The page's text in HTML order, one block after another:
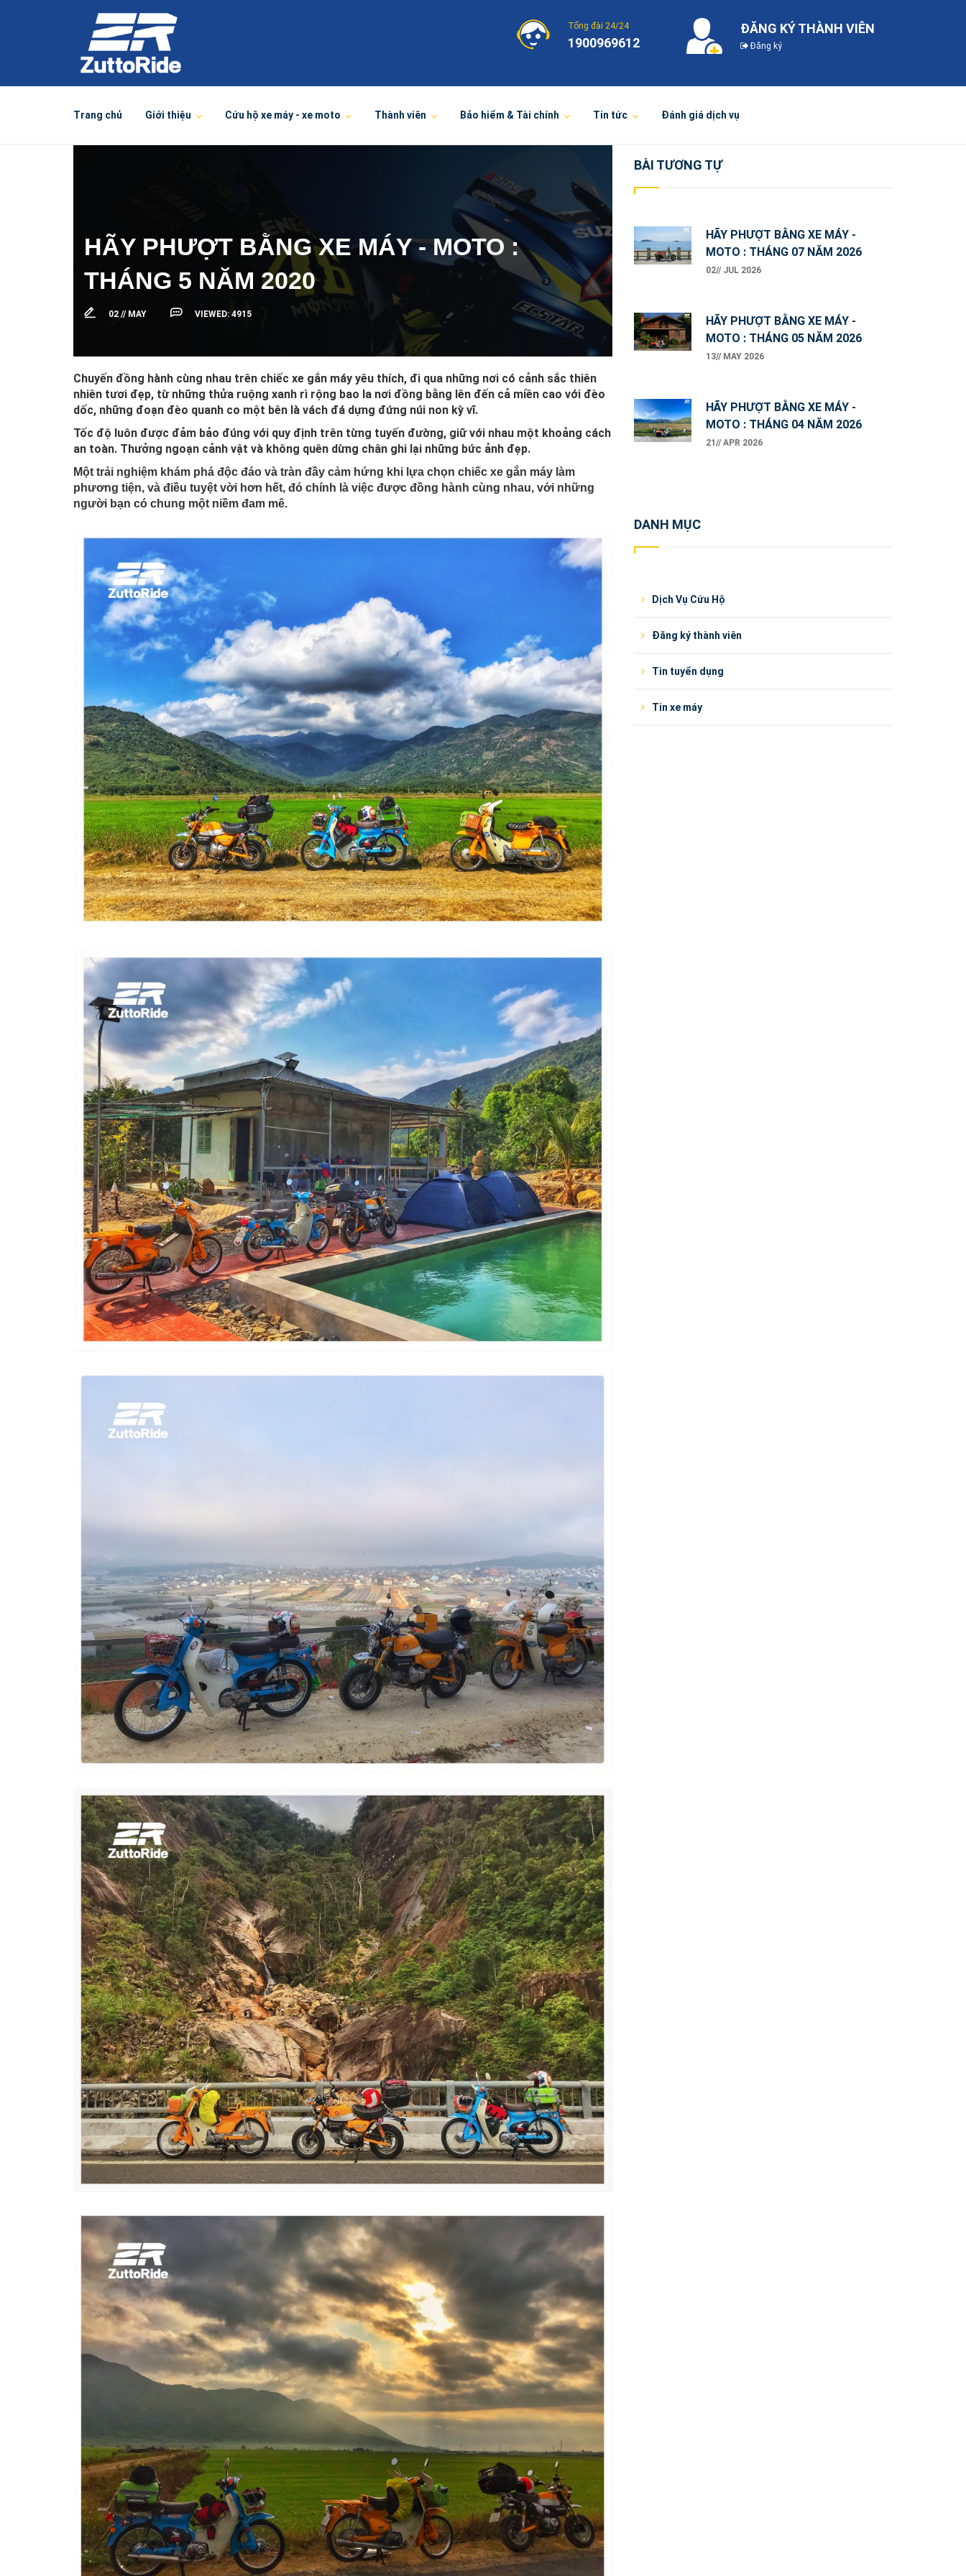
Tổng đài 24/24
1900969612
ĐĂNG KÝ THÀNH VIÊN
Đăng ký
Trang chủ Giới thiệu Cứu hộ xe máy - xe moto Thành viên Bảo hiểm & Tài chính Tin tức Đánh giá dịch vụ
HÃY PHƯỢT BẰNG XE MÁY - MOTO :
THÁNG 5 NĂM 2020
02 //MAY VIEWED: 4915
Chuyến đồng hành cùng nhau trên chiếc xe gắn máy yêu thích, đi qua những nơi có cảnh sắc thiên
nhiên tươi đẹp, từ những thửa ruộng xanh rì rộng bao la nơi đồng bằng lên đến cả miền cao với đèo
dốc, những đoạn đèo quanh co một bên là vách đá dựng đứng núi non kỳ vĩ.
Tốc độ luôn được đảm bảo đúng với quy định trên từng tuyến đường, giữ với nhau một khoảng cách
an toàn. Thưởng ngoạn cảnh vật và không quên dừng chân ghi lại những bức ảnh đẹp.
Một trải nghiệm khám phá độc đáo và tràn đầy cảm hứng khi lựa chọn chiếc xe gắn máy làm
phương tiện, và điều tuyệt vời hơn hết, đó chính là việc được đồng hành cùng nhau, với những
người bạn có chung một niềm đam mê.
BÀI TƯƠNG TỰ
HÃY PHƯỢT BẰNG XE MÁY -
MOTO : THÁNG 07 NĂM 2026
02// JUL 2026
HÃY PHƯỢT BẰNG XE MÁY -
MOTO : THÁNG 05 NĂM 2026
13// MAY 2026
HÃY PHƯỢT BẰNG XE MÁY -
MOTO : THÁNG 04 NĂM 2026
21// APR 2026
DANH MỤC
Dịch Vụ Cứu Hộ
Đăng ký thành viên
Tin tuyển dụng
Tin xe máy